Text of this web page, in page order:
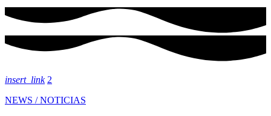
insert_link 2
NEWS / NOTICIAS